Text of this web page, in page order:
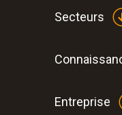
Secteurs
Entreprise